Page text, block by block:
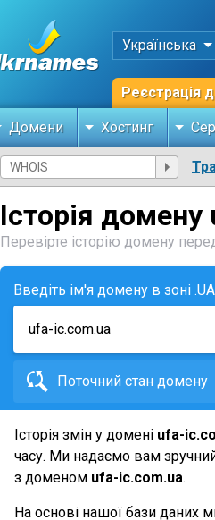
Українська
Реєстрація
Домени Хостинг
Історія
Перевірте історію домену
Введіть ім'я домену в зоні
Поточний стан домену
Історія змін у домені ufa-
часу. Ми надаємо вам
з доменом ufa-ic.com.ua.
На основі нашої бази даних